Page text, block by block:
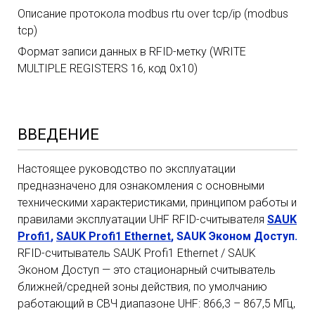
Описание протокола modbus rtu over tcp/ip (modbus
tcp)
Формат записи данных в RFID-метку (WRITE
MULTIPLE REGISTERS 16, код 0x10)
ВВЕДЕНИЕ
Настоящее руководство по эксплуатации
предназначено для ознакомления с основными
техническими характеристиками, принципом работы и
правилами эксплуатации UHF RFID-считывателя SAUK
Profi1, SAUK Profi1 Ethernet, SAUK Эконом Доступ.
RFID-считыватель SAUK Profi1 Ethernet / SAUK
Эконом Доступ — это стационарный считыватель
ближней/средней зоны действия, по умолчанию
работающий в СВЧ диапазоне UHF: 866,3 – 867,5 МГц,